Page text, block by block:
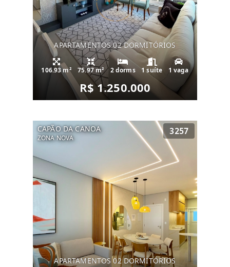
APARTAMENTOS 02 DORMITÓRIOS
106.93 m² 75.97 m² 2 dorms 1 suíte 1 vaga
R$ 1.250.000
CAPÃO DA CANOA
ZONA NOVA
3257
APARTAMENTOS 02 DORMITÓRIOS